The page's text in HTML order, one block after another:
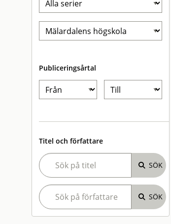
Publiceringsårtal
Titel och författare